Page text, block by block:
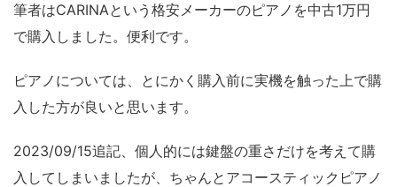
筆者はCARINAという格安メーカーのピアノを中古1万円
で購入しました。便利です。
ピアノについては、とにかく購入前に実機を触った上で購
入した方が良いと思います。
2023/09/15追記、個人的には鍵盤の重さだけを考えて購
入してしまいましたが、ちゃんとアコースティックピアノ